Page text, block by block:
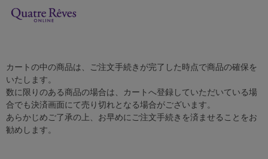
カートの中の商品は、ご注文手続きが完了した時点で商品の確保を
いたします。
数に限りのある商品の場合は、カートへ登録していただいている場
合でも決済画面にて売り切れとなる場合がございます。
あらかじめご了承の上、お早めにご注文手続きを済ませることをお
勧めします。